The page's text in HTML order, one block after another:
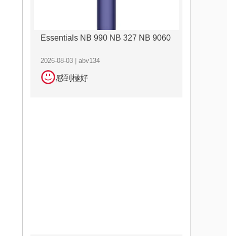
Essentials NB 990 NB 327 NB 9060
2026-08-03 | abv134
感到極好